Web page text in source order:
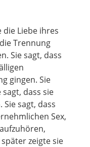
die Liebe ihres
Trennung
Sie sagt, dass
gingen. Sie
sagt, dass sie
sagt, dass
Sex,
zeigte sie